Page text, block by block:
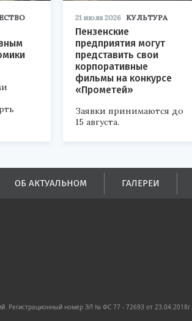
21 июля 2026 КУЛЬТУРА
Пензенские
предприятия могут
представить свои
корпоративные
фильмы на конкурсе
«Прометей»
Заявки принимаются до
15 августа.
ОБ АКТУАЛЬНОМ ГАЛЕРЕИ
Регистрационный номер ЭЛ № ФС 77 - 72693 от 23.04.2018г.